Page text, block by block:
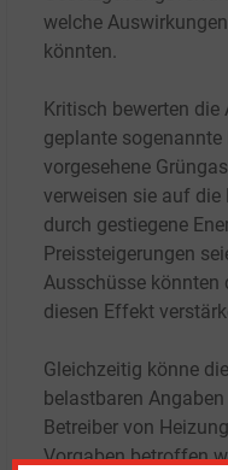
welche
könnten.
Kritisch bewerten
geplante sogenannte
vorgesehene
verweisen sie auf
durch gestiegene
Preissteigerungen
Ausschüsse könnten
diesen Effekt
Gleichzeitig könne
belastbaren
Betreiber von
Vorgaben betroffen